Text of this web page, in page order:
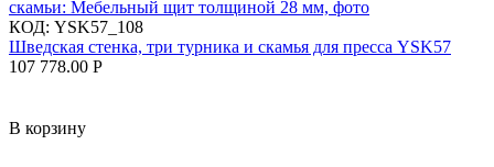
КОД: YSK57_108
Шведская стенка, три турника и скамья для пресса YSK57
107 778.00 Р
В корзину